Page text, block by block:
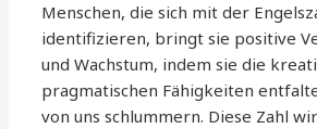
Menschen, die sich mit der
identifizieren, bringt sie positive
und Wachstum, indem sie die
pragmatischen Fähigkeiten
von uns schlummern. Diese Zahl